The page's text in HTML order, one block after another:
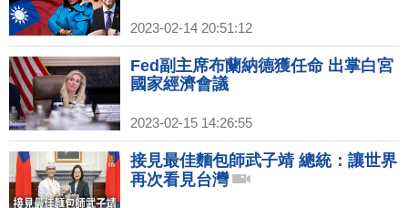
2023-02-14 20:51:12
Fed副主席布蘭納德獲任命 出掌白宮
國家經濟會議
2023-02-15 14:26:55
接見最佳麵包師武子靖 總統：讓世界
再次看見台灣